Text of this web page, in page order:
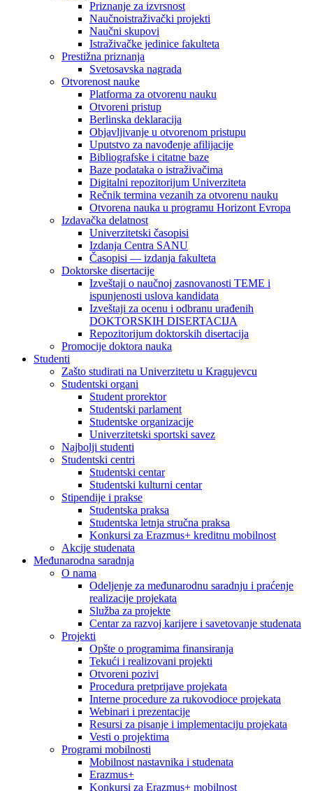
Priznanje za izvrsnost
Naučnoistraživački projekti
Naučni skupovi
Istraživačke jedinice fakulteta
Prestižna priznanja
Svetosavska nagrada
Otvorenost nauke
Platforma za otvorenu nauku
Otvoreni pristup
Berlinska deklaracija
Objavljivanje u otvorenom pristupu
Uputstvo za navođenje afilijacije
Bibliografske i citatne baze
Baze podataka o istraživačima
Digitalni repozitorijum Univerziteta
Rečnik termina vezanih za otvorenu nauku
Otvorena nauka u programu Horizont Evropa
Izdavačka delatnost
Univerzitetski časopisi
Izdanja Centra SANU
Časopisi — izdanja fakulteta
Doktorske disertacije
Izveštaji o naučnoj zasnovanosti TEME i
ispunjenosti uslova kandidata
Izveštaji za ocenu i odbranu urađenih
DOKTORSKIH DISERTACIJA
Repozitorijum doktorskih disertacija
Promocije doktora nauka
Studenti
Zašto studirati na Univerzitetu u Kragujevcu
Studentski organi
Student prorektor
Studentski parlament
Studentske organizacije
Univerzitetski sportski savez
Najbolji studenti
Studentski centri
Studentski centar
Studentski kulturni centar
Stipendije i prakse
Studentska praksa
Studentska letnja stručna praksa
Konkursi za Erazmus+ kreditnu mobilnost
Akcije studenata
Međunarodna saradnja
O nama
Odeljenje za međunarodnu saradnju i praćenje
realizacije projekata
Služba za projekte
Centar za razvoj karijere i savetovanje studenata
Projekti
Opšte o programima finansiranja
Tekući i realizovani projekti
Otvoreni pozivi
Procedura pretprijave projekata
Interne procedure za rukovodioce projekata
Webinari i prezentacije
Resursi za pisanje i implementaciju projekata
Vesti o projektima
Programi mobilnosti
Mobilnost nastavnika i studenata
Erazmus+
Konkursi za Erazmus+ mobilnost